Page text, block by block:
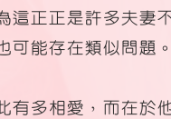
這正正是許多夫妻
可能存在類似問題。
有多相愛，而在於